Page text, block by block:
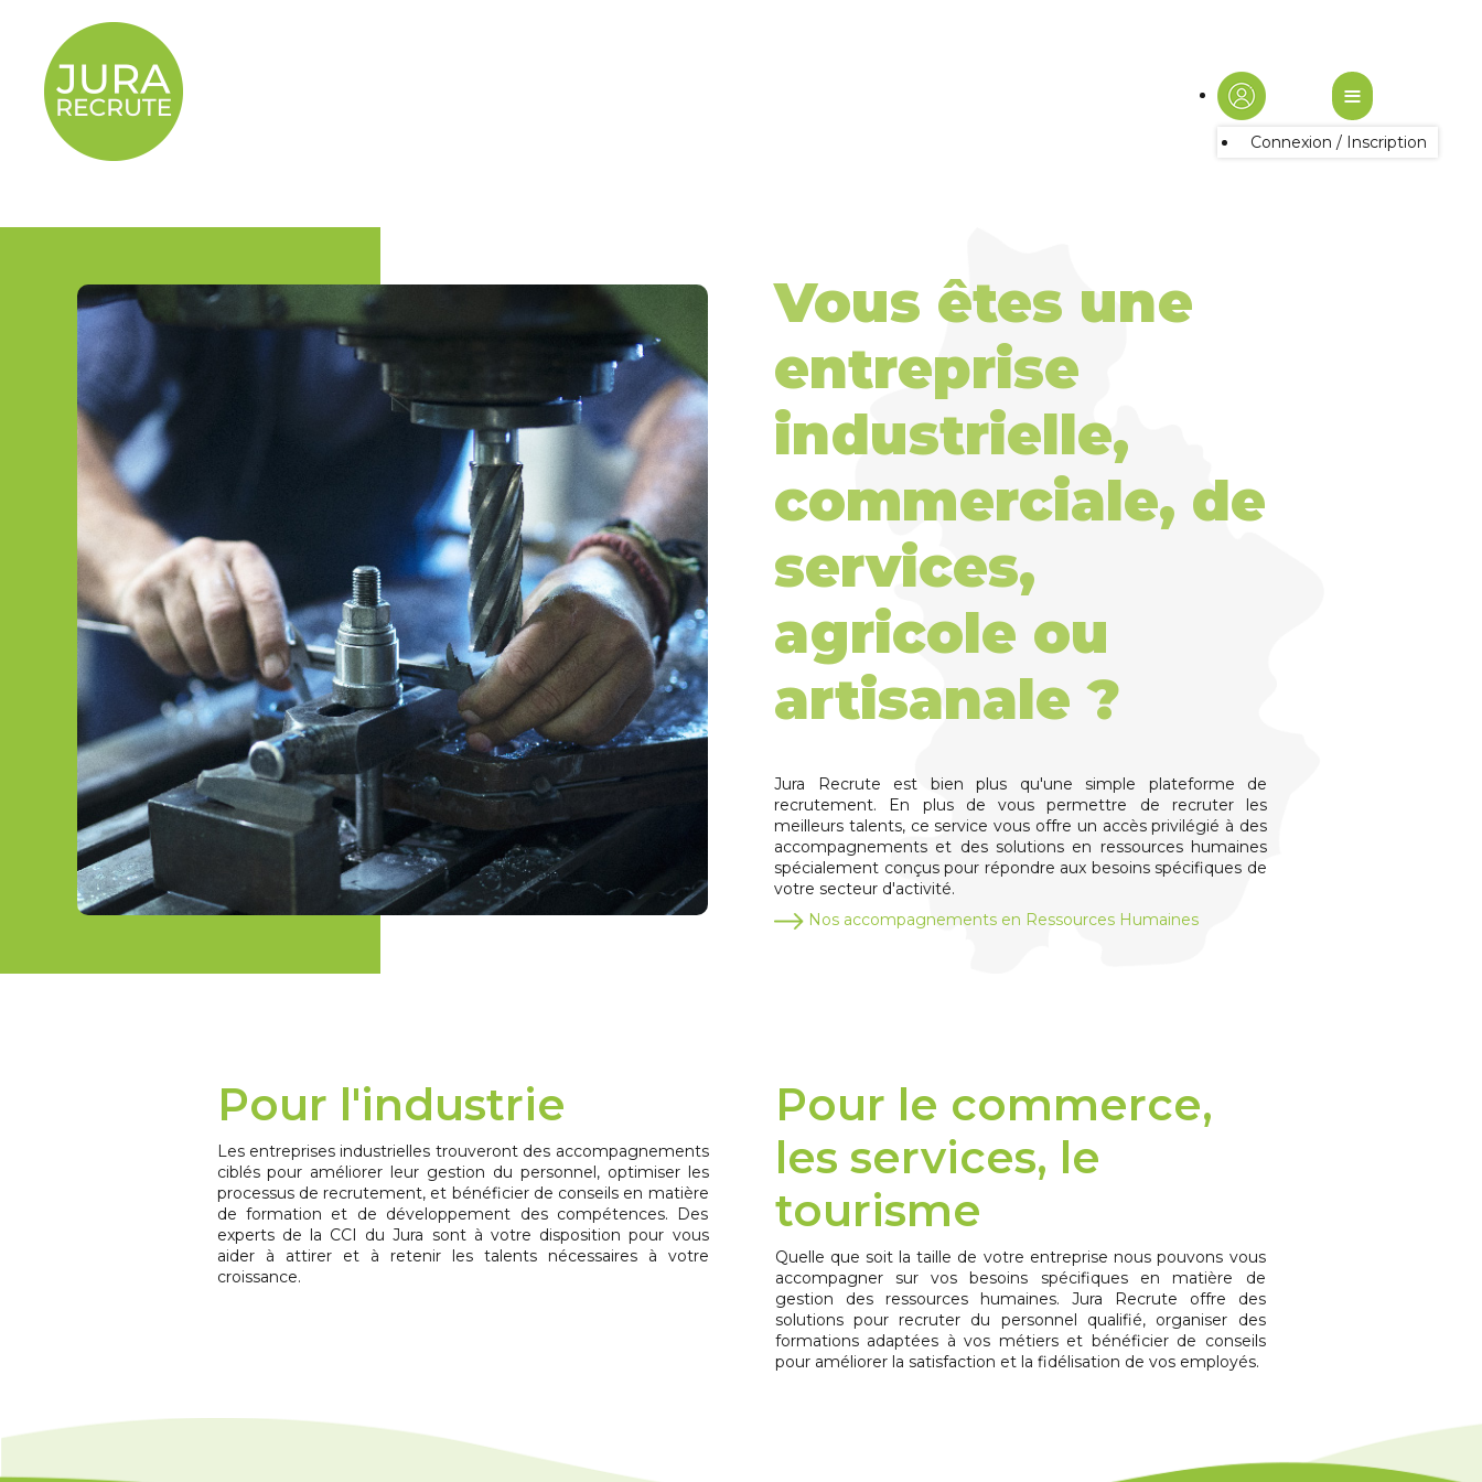
≡
Connexion / Inscription
Vous êtes une
entreprise
industrielle,
commerciale, de
services,
agricole ou
artisanale ?
Jura Recrute est bien plus qu'une simple plateforme de
recrutement. En plus de vous permettre de recruter les
meilleurs talents, ce service vous offre un accès privilégié à des
accompagnements et des solutions en ressources humaines
spécialement conçus pour répondre aux besoins spécifiques de
votre secteur d'activité.
Nos accompagnements en Ressources Humaines
Pour l'industrie
Les entreprises industrielles trouveront des accompagnements
ciblés pour améliorer leur gestion du personnel, optimiser les
processus de recrutement, et bénéficier de conseils en matière
de formation et de développement des compétences. Des
experts de la CCI du Jura sont à votre disposition pour vous
aider à attirer et à retenir les talents nécessaires à votre
croissance.
Pour le commerce,
les services, le
tourisme
Quelle que soit la taille de votre entreprise nous pouvons vous
accompagner sur vos besoins spécifiques en matière de
gestion des ressources humaines. Jura Recrute offre des
solutions pour recruter du personnel qualifié, organiser des
formations adaptées à vos métiers et bénéficier de conseils
pour améliorer la satisfaction et la fidélisation de vos employés.